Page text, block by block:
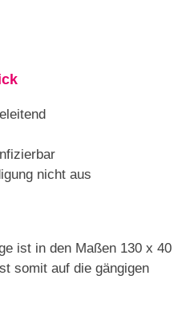
nicht aus
ist in den Maßen 130 x 40
somit auf die gängigen